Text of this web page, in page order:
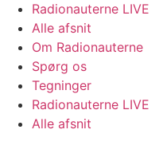
Radionauterne LIVE
Alle afsnit
Om Radionauterne
Spørg os
Tegninger
Radionauterne LIVE
Alle afsnit